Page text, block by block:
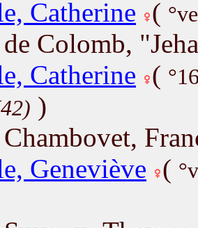
Catherine (
Colomb,
Catherine (
)
Geneviève (